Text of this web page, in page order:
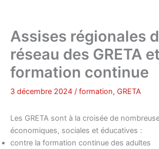
Assises régionales
réseau des GRETA
formation continue
3 décembre 2024 / formation, GRETA
Les GRETA sont à la croisée de
économiques, sociales et éducatives :
contre la formation continue des adultes